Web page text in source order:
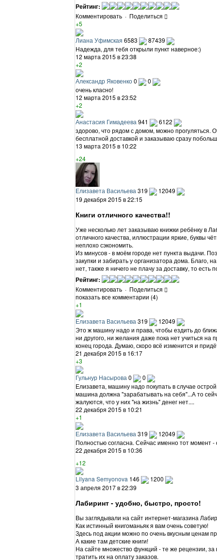
Рейтинг:
Комментировать · Поделиться
+5
Лиана Уфимская 6583
87439
Надежда, для тебя открыли пункт наверное:)
12 марта 2015 в 23:38
+2
Александр Яковенко0
0
очень класно!
12 марта 2015 в 23:52
+2
Анастасия Гимадеева 941
6122
здорово, что рядом с домом, можно прогуляться.
бесплатной доставкой и заказываю сразу
13 марта 2015 в 10:22
+24
Елизавета Васильева 319
12049
19 декабря 2015 в 22:15
Книги отличного качества!!
Уже несколько лет заказываю книжки ребёнку в
отличного качества, иллюстрации яркие, буквы
неплохо сэкономить.
Из минусов - в моём городе нет пункта выдачи.
закупки и забирать у организатора дома. Благо,
нет, также я ничего не плачу за доставку, то
Рейтинг:
Комментировать · Поделиться
показать все комментарии (4)
+1
Елизавета Васильева 319
12049
Это ж машину надо и права, чтобы ездить до
ни другого, ни желания даже пока нет учиться на
конец города. Думаю, скоро всё изменится и
21 декабря 2015 в 16:17
+3
Гульнур Насырова 0
0
Елизавета, машину надо покупать в случае
машина должна "зарабатывать на себя"...А то
жалуются, что у них "на жизнь" денег нет....
22 декабря 2015 в 10:21
+1
Елизавета Васильева 319
12049
Полностью согласна. Сейчас именно тот момент -
22 декабря 2015 в 10:36
+12
Lilyana Semyonova 146
1200
3 апреля 2017 в 22:39
Лабиринт - удобно, быстро, просто!
Вы заглядывали на сайт интернет-магазина
Как истинный книгоманьяк я вам очень советую!
Здесь под акции можно по очень вкусным ценам
А какие там детские книги!
На сайте множество функций - те же рецензии,
тратить их на оплату заказов.